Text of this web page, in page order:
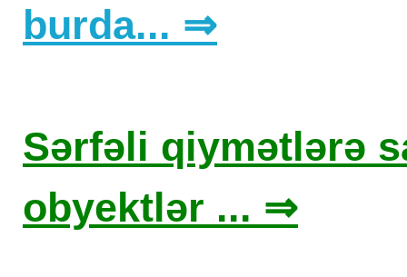
burda... ⇒
Sərfəli qiymətlərə
obyektlər ... ⇒